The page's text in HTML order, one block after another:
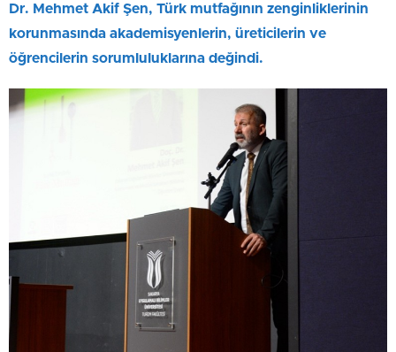
Dr. Mehmet Akif Şen, Türk mutfağının zenginliklerinin
korunmasında akademisyenlerin, üreticilerin ve
öğrencilerin sorumluluklarına değindi.